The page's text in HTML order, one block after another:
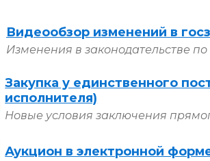
Видеообзор изменений в
Изменения в законодательстве по
Закупка у единственного
исполнителя)
Новые условия заключения
Аукцион в электронной